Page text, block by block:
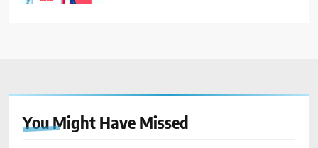
You Might Have Missed